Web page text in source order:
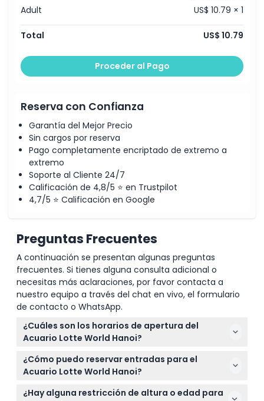
Adult
US$ 10.79 × 1
Total US$ 10.79
Proceder al Pago
Reserva con Confianza
Garantía del Mejor Precio
Sin cargos por reserva
Pago completamente encriptado de extremo a
extremo
Soporte al Cliente 24/7
Calificación de 4,8/5 ⭐ en Trustpilot
4,7/5 ⭐ Calificación en Google
Preguntas Frecuentes
A continuación se presentan algunas preguntas
frecuentes. Si tienes alguna consulta adicional o
necesitas más aclaraciones, por favor contacta a
nuestro equipo a través del chat en vivo, el formulario
de contacto o WhatsApp.
¿Cuáles son los horarios de apertura del
Acuario Lotte World Hanoi?
El Acuario Lotte World Hanoi está abierto todos los
días de 9:30 AM a 10:00 PM, con la última entrada
favor confirme al momento de la reserva).
¿Cómo puedo reservar entradas para el
Acuario Lotte World Hanoi?
Puede reservar sus entradas cómodamente en
¿Hay alguna restricción de altura o edad para